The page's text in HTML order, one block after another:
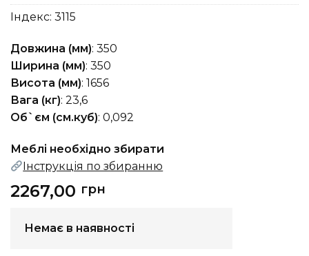
Індекс: 3115
Довжина (мм): 350
Ширина (мм): 350
Висота (мм): 1656
Вага (кг): 23,6
Об`єм (см.куб): 0,092
Меблі необхідно збирати
Інструкція по збиранню
2267,00 грн
Немає в наявності